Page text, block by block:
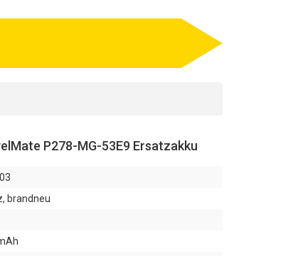
P278-MG-53E9 Ersatzakku
brandneu